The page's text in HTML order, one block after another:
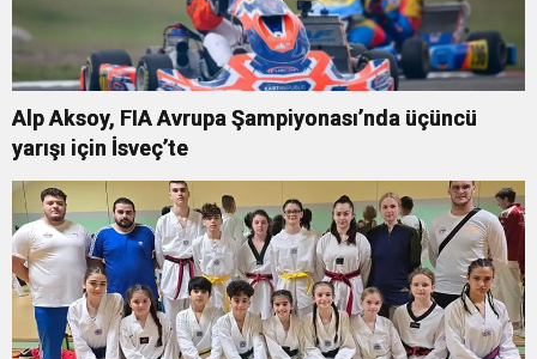
Alp Aksoy, FIA Avrupa Şampiyonası’nda üçüncü
yarışı için İsveç’te